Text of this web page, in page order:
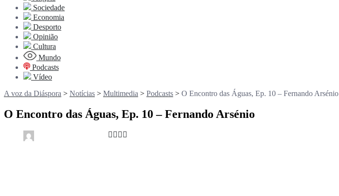
Sociedade
Economia
Desporto
Opinião
Cultura
Mundo
Podcasts
Vídeo
A voz da Diáspora > Notícias > Multimedia > Podcasts > O Encontro das Águas, Ep. 10 – Fernando Arsénio
O Encontro das Águas, Ep. 10 – Fernando Arsénio